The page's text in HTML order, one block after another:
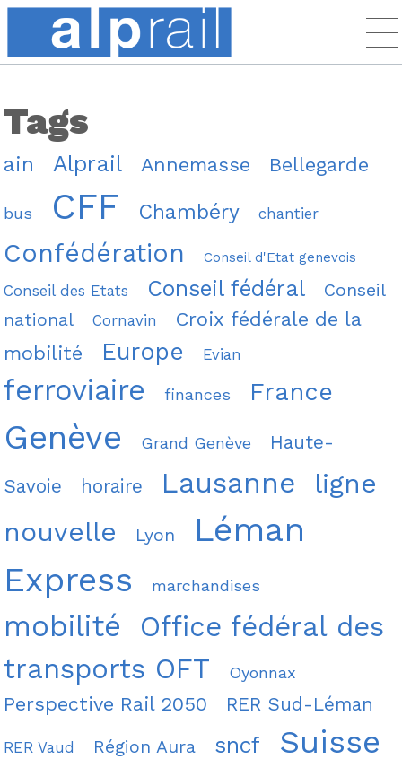
Tags
ain Alprail Annemasse Bellegarde
bus CFF Chambéry chantier
Confédération Conseil d'Etat genevois
Conseil des Etats Conseil fédéral
Conseil
national
Cornavin
Croix fédérale de la
mobilité
Europe Evian
ferroviaire finances France
Genève Grand Genève Haute-
Savoie horaire Lausanne
ligne
nouvelle
Lyon
Léman
Express
marchandises
mobilité
Office fédéral des
transports OFT
Oyonnax
Perspective Rail 2050 RER Sud-Léman
RER Vaud Région Aura sncf Suisse